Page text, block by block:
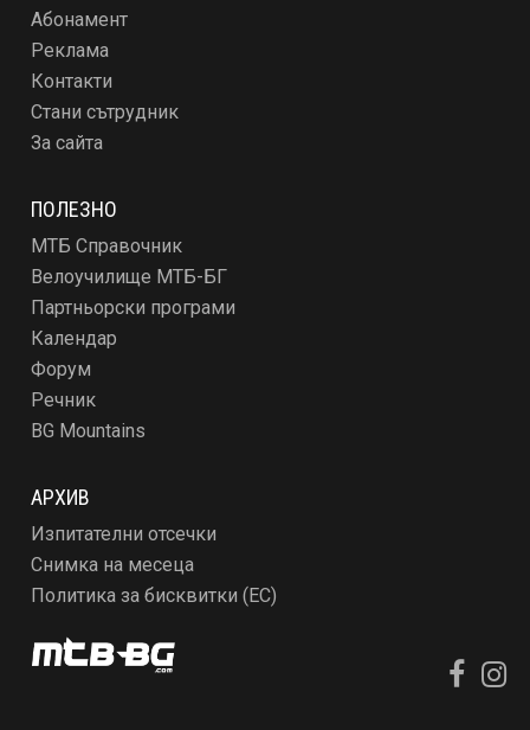
Абонамент
Реклама
Контакти
Стани сътрудник
За сайта
ПОЛЕЗНО
МТБ Справочник
Велоучилище МТБ-БГ
Партньорски програми
Календар
Форум
Речник
BG Mountains
АРХИВ
Изпитателни отсечки
Снимка на месеца
Политика за бисквитки (ЕС)